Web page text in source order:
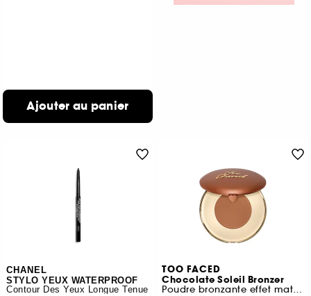
Ajouter au panier
CHANEL
STYLO YEUX WATERPROOF
Contour Des Yeux Longue Tenue
TOO FACED
Chocolate Soleil Bronzer
Poudre bronzante effet mat floutté format voyage